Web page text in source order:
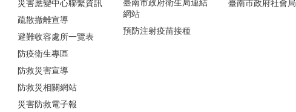
災害應變中心聯繫資訊
疏散撤離宣導
避難收容處所一覽表
防疫衛生專區
防救災害宣導
防救災相關網站
災害防救電子報
臺南市政府衛生局連結
網站
預防注射疫苗接種
臺南市政府社會局